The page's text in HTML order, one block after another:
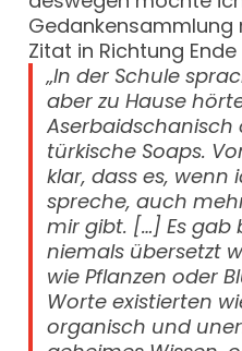
Zitat in Richtung
„In der Schule
aber zu Hause
Aserbaidschanisch
türkische Soaps.
klar, dass es,
spreche, auch
mir gibt. […] Es gab
niemals übersetzt
wie Pflanzen oder
Worte existierten
organisch und